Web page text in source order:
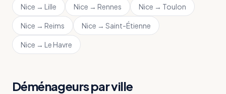
Nice → Lille Nice → Rennes Nice → Toulon
Nice → Reims Nice → Saint-Étienne
Nice → Le Havre
Déménageurs par ville